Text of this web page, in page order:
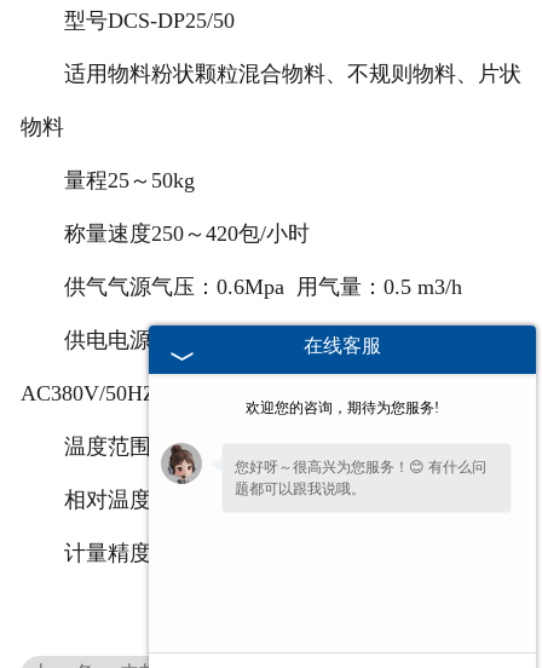
型号DCS-DP25/50
适用物料粉状颗粒混合物料、不规则物料、片状
物料
量程25～50kg
称量速度250～420包/小时
供气气源气压：0.6Mpa 用气量：0.5 m3/h
供电电源 包装秤：AC220V/50HZ 输送缝包：
AC380V/50HZ
温度范围-10～40℃
相对温度≤90%RH(无凝结水)
计量精度0.2
在线客服
欢迎您的咨询，期待为您服务!
您好呀～很高兴为您服务！😊 有什么问
题都可以跟我说哦。